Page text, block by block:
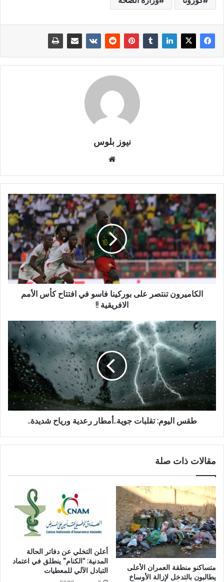
نيوز بلوس
الكاميرون تنتصر على بوركينا فاسو في افتتاح كأس الأمم
الافريقية !!
طقس اليوم: تقلبات جوية..أمطار رعدية ورياح شديدة..
مقالات ذات صلة
متساكنو منطقة العمران الأعلى
يطالبون بالتدخل لإزالة الأوساخ
أعلن التخلي عن دفاتر الحالة
المدنية: “الكنام” ينطلق في اعتماد
التبادل الآلي للمعطيات